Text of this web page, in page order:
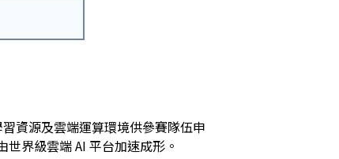
資源及雲端運算環境供參賽隊伍申
界級雲端 AI 平台加速成形。